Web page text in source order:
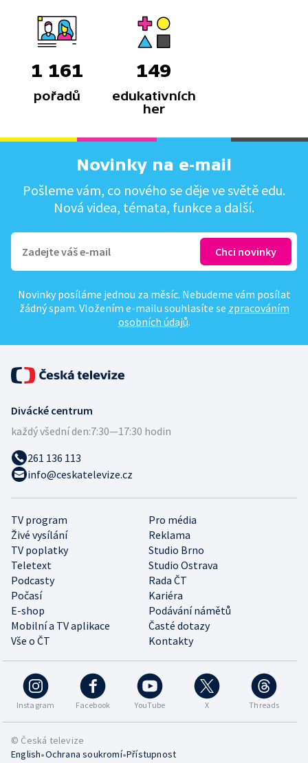
1 161
pořadů
149
edukativních
her
Novinky na e-mail
Pošleme vám, co nového se děje ve světě edu.
Nová videa, témata, funkce a další.
Novinky posíláme jednou za měsíc. Nebudeme vám posílat
žádný spam. Vložením e-mailu souhlasíte se zpracováním
osobních údajů.